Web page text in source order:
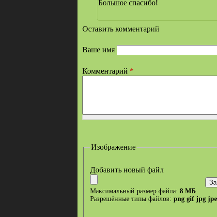
Большое спасибо!
Оставить комментарий
Ваше имя
Комментарий *
Изображение
Добавить новый файл
Максимальный размер файла: 8 МБ.
Разрешённые типы файлов: png gif jpg